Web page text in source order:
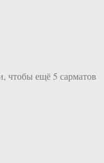
чтобы ещё 5 сарматов